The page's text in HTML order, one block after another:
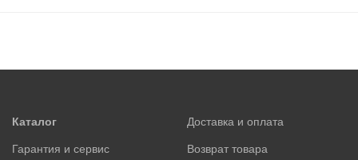
Каталог
Доставка и оплата
Гарантия и сервис
Возврат товара